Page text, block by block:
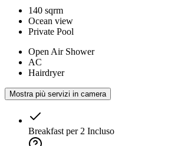
140 sqrm
Ocean view
Private Pool
Open Air Shower
AC
Hairdryer
Mostra più servizi in camera
Breakfast per 2 Incluso